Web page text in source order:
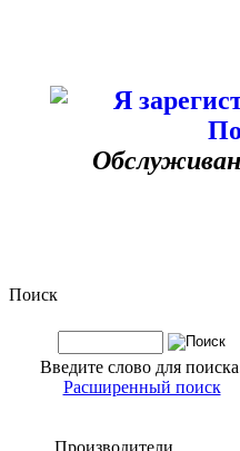
Поиск
Введите слово для
Расширенный поиск
Производители